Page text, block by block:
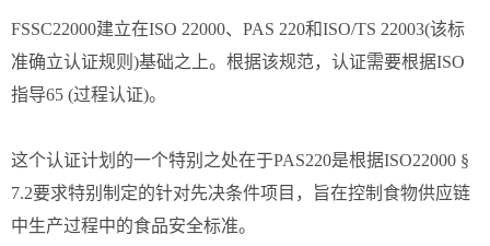
FSSC22000建立在ISO 22000、PAS 220和ISO/TS 22003(该标
准确立认证规则)基础之上。根据该规范，认证需要根据ISO
指导65 (过程认证)。
这个认证计划的一个特别之处在于PAS220是根据ISO22000 §
7.2要求特别制定的针对先决条件项目，旨在控制食物供应链
中生产过程中的食品安全标准。